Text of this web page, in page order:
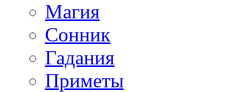
Магия
Сонник
Гадания
Приметы